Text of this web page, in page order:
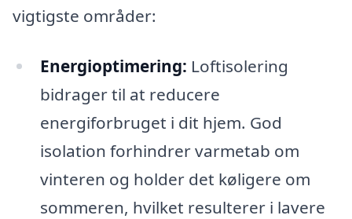
vigtigste områder:
Energioptimering: Loftisolering
bidrager til at reducere
energiforbruget i dit hjem. God
isolation forhindrer varmetab om
vinteren og holder det køligere om
sommeren, hvilket resulterer i lavere